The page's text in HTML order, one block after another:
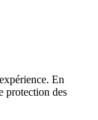
En
protection des